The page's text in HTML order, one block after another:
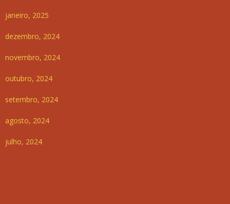
janeiro, 2025
dezembro, 2024
novembro, 2024
outubro, 2024
setembro, 2024
agosto, 2024
julho, 2024